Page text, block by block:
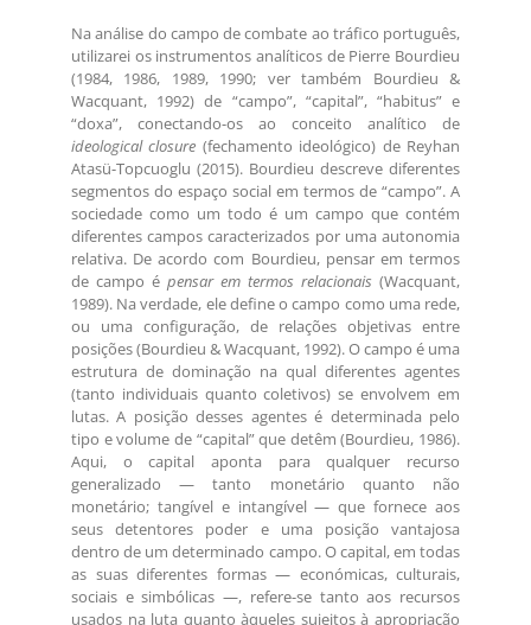
Na análise do campo de combate ao tráfico português,
utilizarei os instrumentos analíticos de Pierre Bourdieu
(1984, 1986, 1989, 1990; ver também Bourdieu &
Wacquant, 1992) de “campo”, “capital”, “habitus” e
“doxa”, conectando-os ao conceito analítico de
ideological closure (fechamento ideológico) de Reyhan
Atasü-Topcuoglu (2015). Bourdieu descreve diferentes
segmentos do espaço social em termos de “campo”. A
sociedade como um todo é um campo que contém
diferentes campos caracterizados por uma autonomia
relativa. De acordo com Bourdieu, pensar em termos
de campo é pensar em termos relacionais (Wacquant,
1989). Na verdade, ele define o campo como uma rede,
ou uma configuração, de relações objetivas entre
posições (Bourdieu & Wacquant, 1992). O campo é uma
estrutura de dominação na qual diferentes agentes
(tanto individuais quanto coletivos) se envolvem em
lutas. A posição desses agentes é determinada pelo
tipo e volume de “capital” que detêm (Bourdieu, 1986).
Aqui, o capital aponta para qualquer recurso
generalizado — tanto monetário quanto não
monetário; tangível e intangível — que fornece aos
seus detentores poder e uma posição vantajosa
dentro de um determinado campo. O capital, em todas
as suas diferentes formas — económicas, culturais,
sociais e simbólicas —, refere-se tanto aos recursos
usados na luta quanto àqueles sujeitos à apropriação